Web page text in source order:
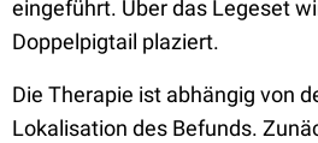
eingeführt. Über das Legeset
Doppelpigtail plaziert.
Die Therapie ist abhängig von
Lokalisation des Befunds.